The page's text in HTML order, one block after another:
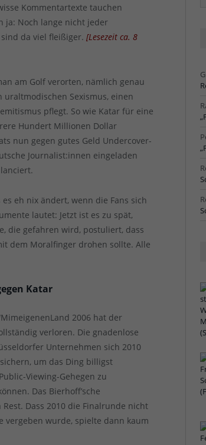
Kommentartexte tauchen
ja: Noch lange nicht jeder
sind da viel fleißiger.[Lesezeit ca. 8
am Golf verorten, nämlich genau
Sexismus, einen
pflegt. So wie Katar für eine
Hundert Millionen Dollar
nun gegen gutes Geld Undercover-
Journalist:innen eingeladen
eh nix ändert, wenn die Fans sich
lautet: Jetzt ist es zu spät,
die gefahren wird, postuliert, dass
dem Moralfinger drohen sollte. Alle
Katar
2006 hat der
verloren. Die gnadenlose
Unternehmen sich 2010
um das Ding billigst
Viewing-Gehegen zu
Das Bierhoff’sche
Dass 2010 die Finalrunde nicht
vergeben wurde, spielte dann kaum